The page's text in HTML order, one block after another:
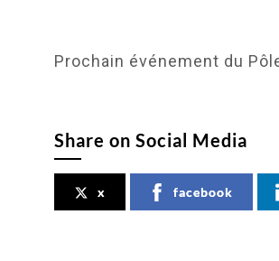
Prochain événement du
Share on Social Media
x facebook